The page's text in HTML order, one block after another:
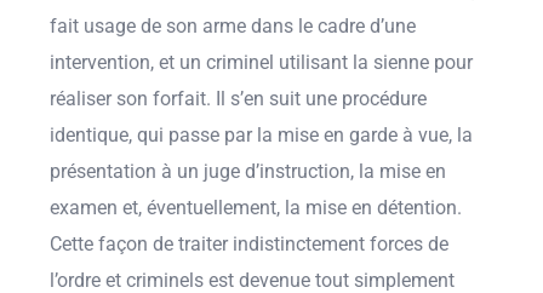
fait usage de son arme dans le cadre d’une
intervention, et un criminel utilisant la sienne pour
réaliser son forfait. Il s’en suit une procédure
identique, qui passe par la mise en garde à vue, la
présentation à un juge d’instruction, la mise en
examen et, éventuellement, la mise en détention.
Cette façon de traiter indistinctement forces de
l’ordre et criminels est devenue tout simplement